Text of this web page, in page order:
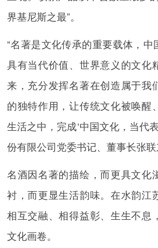
界基尼斯之最”。
“名著是文化传承的重要载体，
具有当代价值、世界意义的文化
来，充分发挥名著在创造属于我
的独特作用，让传统文化被唤醒
生活之中，完成‘中国文化，当代
份有限公司党委书记、董事长张联
名酒因名著的描绘，而更具文化
衬，而更显生活韵味。在水韵江
相互交融、相得益彰、生生不息
文化画卷。